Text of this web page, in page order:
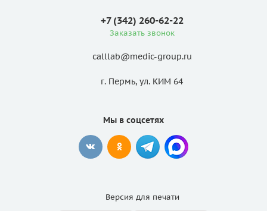
+7 (342) 260-62-22
Заказать звонок
calllab@medic-group.ru
г. Пермь, ул. КИМ 64
Мы в соцсетях
Версия для печати